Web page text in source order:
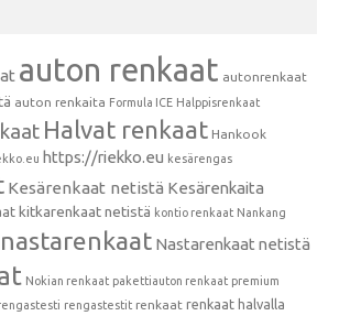
auton renkaat autonrenkaat
auton renkaita Formula ICE Halppisrenkaat
Halvat renkaat Hankook
https://riekko.eu kesärengas
Kesärenkaat netistä Kesärenkaita
kitkarenkaat netistä kontio renkaat Nankang
nastarenkaat Nastarenkaat netistä
Nokian renkaat pakettiauton renkaat premium
rengastestit renkaat renkaat halvalla